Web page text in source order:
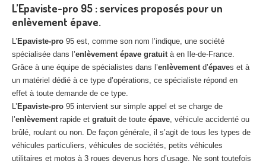
L’Epaviste-pro 95 : services proposés pour un
enlèvement épave.
L’ Epaviste-pro 95 est, comme son nom l’indique, une société
spécialisée dans l’enlèvement épave gratuità en Ile-de-France.
Grâce à une équipe de spécialistes dans l’enlèvementd’épaves et à
un matériel dédié à ce type d’opérations, ce spécialiste répond en
effet à toute demande de ce type.
L’ Epaviste-pro 95 intervient sur simple appel et se charge de
l’enlèvementrapide et gratuitde toute épave, véhicule accidenté ou
brûlé, roulant ou non. De façon générale, il s’agit de tous les types de
véhicules particuliers, véhicules de sociétés, petits véhicules
utilitaires et motos à 3 roues devenus hors d’usage. Ne sont toutefois